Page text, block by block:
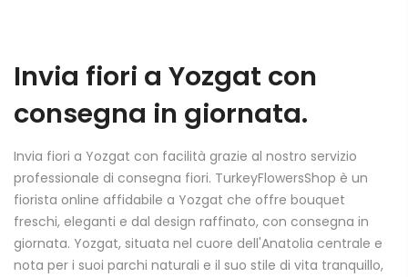
Invia fiori a Yozgat con
consegna in giornata.
Invia fiori a Yozgat con facilità grazie al nostro servizio
professionale di consegna fiori. TurkeyFlowersShop è un
fiorista online affidabile a Yozgat che offre bouquet
freschi, eleganti e dal design raffinato, con consegna in
giornata. Yozgat, situata nel cuore dell'Anatolia centrale e
nota per i suoi parchi naturali e il suo stile di vita tranquillo,